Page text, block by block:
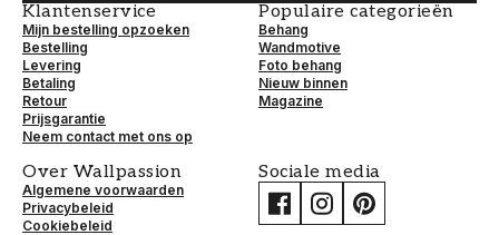
Klantenservice
Mijn bestelling opzoeken
Bestelling
Levering
Betaling
Retour
Prijsgarantie
Neem contact met ons op
Populaire categorieën
Behang
Wandmotive
Foto behang
Nieuw binnen
Magazine
Over Wallpassion
Algemene voorwaarden
Privacybeleid
Cookiebeleid
Sociale media